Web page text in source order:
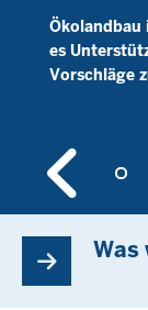
Buchen Sie
NRW und/
Service-
Was